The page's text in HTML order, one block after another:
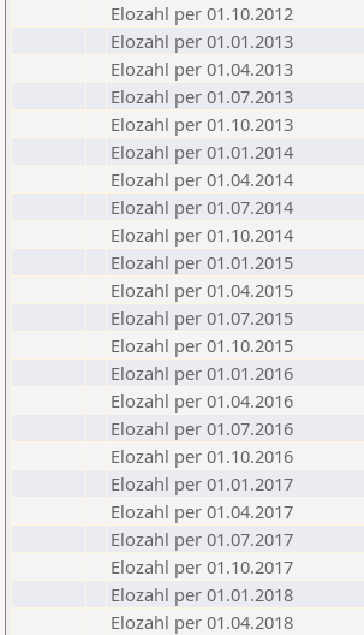
Elozahl per 01.10.2012
Elozahl per 01.01.2013
Elozahl per 01.04.2013
Elozahl per 01.07.2013
Elozahl per 01.10.2013
Elozahl per 01.01.2014
Elozahl per 01.04.2014
Elozahl per 01.07.2014
Elozahl per 01.10.2014
Elozahl per 01.01.2015
Elozahl per 01.04.2015
Elozahl per 01.07.2015
Elozahl per 01.10.2015
Elozahl per 01.01.2016
Elozahl per 01.04.2016
Elozahl per 01.07.2016
Elozahl per 01.10.2016
Elozahl per 01.01.2017
Elozahl per 01.04.2017
Elozahl per 01.07.2017
Elozahl per 01.10.2017
Elozahl per 01.01.2018
Elozahl per 01.04.2018